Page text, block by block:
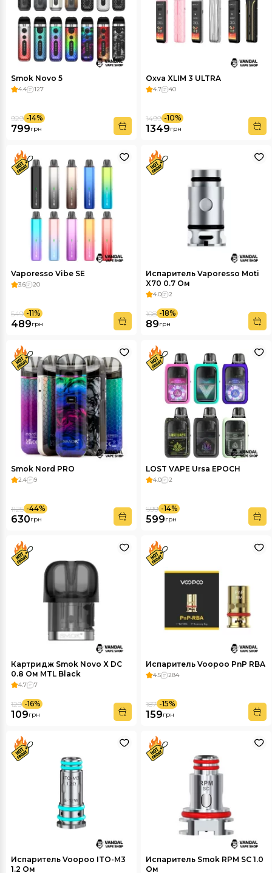
Smok Novo 5
4.4 127
799грн
929 -14%
Oxva XLIM 3 ULTRA
4.7 40
1349грн
1499 -10%
Vaporesso Vibe SE
3.6 20
489грн
549 -11%
Испаритель Vaporesso Moti
X70 0.7 Ом
4.0 2
89грн
108 -18%
Smok Nord PRO
2.4 9
630грн
1125 -44%
LOST VAPE Ursa EPOCH
4.0 2
599грн
699 -14%
Картридж Smok Novo X DC
0.8 Ом MTL Black
4.7 7
109грн
129 -16%
Испаритель Voopoo PnP RBA
4.5 284
159грн
187 -15%
Испаритель Voopoo ITO-М3
1.2 Ом
Испаритель Smok RPM SC 1.0
Ом